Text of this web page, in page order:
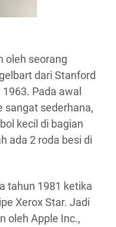
oleh seorang
dari Stanford
Pada awal
sangat sederhana,
kecil di bagian
ada 2 roda besi di
tahun 1981 ketika
Xerox Star. Jadi
oleh Apple Inc.,